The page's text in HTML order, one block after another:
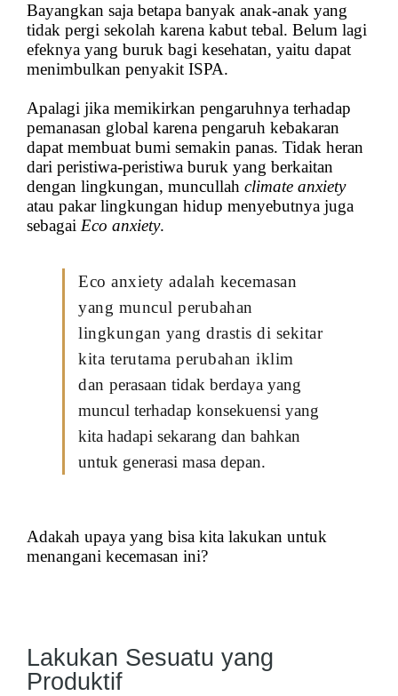
Bayangkan saja betapa banyak anak-anak yang
tidak pergi sekolah karena kabut tebal. Belum lagi
efeknya yang buruk bagi kesehatan, yaitu dapat
menimbulkan penyakit ISPA.
Apalagi jika memikirkan pengaruhnya terhadap
pemanasan global karena pengaruh kebakaran
dapat membuat bumi semakin panas. Tidak heran
dari peristiwa-peristiwa buruk yang berkaitan
dengan lingkungan, muncullah climate anxiety
atau pakar lingkungan hidup menyebutnya juga
sebagai Eco anxiety.
Eco anxiety adalah kecemasan
yang muncul perubahan
lingkungan yang drastis di sekitar
kita terutama perubahan iklim
dan perasaan tidak berdaya yang
muncul terhadap konsekuensi yang
kita hadapi sekarang dan bahkan
untuk generasi masa depan.
Adakah upaya yang bisa kita lakukan untuk
menangani kecemasan ini?
Lakukan Sesuatu yang
Produktif